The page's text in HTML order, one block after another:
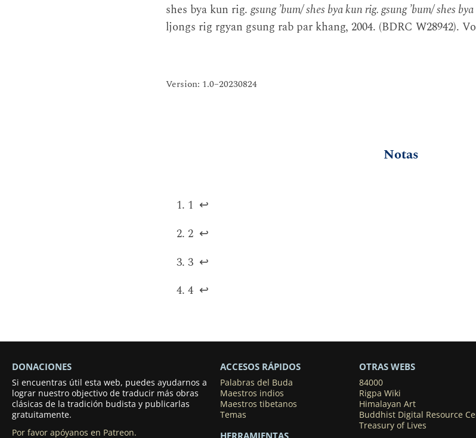
shes bya kun rig.gsung ’bum/ shes bya kun rig. gsung ’bum/ shes
ljongs rig rgyan gsung rab par khang, 2004. (BDRC W28942).
Version: 1.0–20230824
Notas
1 ↩
2 ↩
3 ↩
4 ↩
DONACIONES
Si encuentras útil esta web, puedes ayudarnos a
lograr nuestro objectivo de traducir más obras
clásicas de la tradición budista y publicarlas
gratuitamente.
Por favor apóyanos en Patreon.
ACCESOS RÁPIDOS
Palabras del Buda
Maestros indios
Maestros tibetanos
Temas
HERRAMIENTAS
OTRAS WEBS
84000
Rigpa Wiki
Himalayan Art
Buddhist Digital Resource
Treasury of Lives